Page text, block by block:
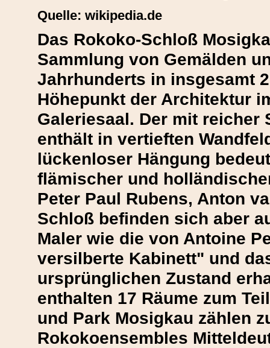
Quelle: wikipedia.de
Das Rokoko-Schloß
Sammlung von Gemälden
Jahrhunderts in insgesamt
Höhepunkt der Architektur
Galeriesaal. Der mit reicher
enthält in vertieften
lückenloser Hängung
flämischer und
Peter Paul Rubens, Anton
Schloß befinden sich aber
Maler wie die von Antoine
versilberte Kabinett" und
ursprünglichen Zustand
enthalten 17 Räume zum
und Park Mosigkau zählen
Rokokoensembles